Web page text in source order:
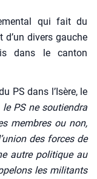
qui fait du
d’un divers gauche
dans le can­ton
PS dans l’Isère, le
PS ne sou­tien­dra
membres ou non,
des forces de
autre poli­tique au
les mili­tants